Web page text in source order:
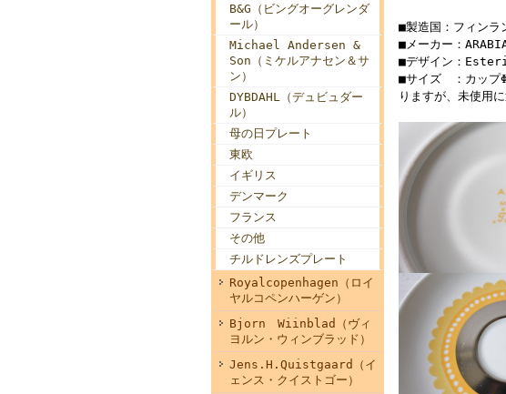
B&G（ビングオーグレンダ
ール）
Michael Andersen &
Son（ミケルアナセン＆サ
ン）
DYBDAHL（デュビュダー
ル）
母の日プレート
東欧
イギリス
デンマーク
フランス
その他
チルドレンズプレート
Royalcopenhagen（ロイ
ヤルコペンハーゲン）
Bjorn Wiinblad（ヴィ
ヨルン・ウィンブラッド）
Jens.H.Quistgaard（イ
ェンス・クイストゴー）
■製造国：フィンラ
■メーカー：
■デザイン：
■サイズ ：カップ
りますが、未使用